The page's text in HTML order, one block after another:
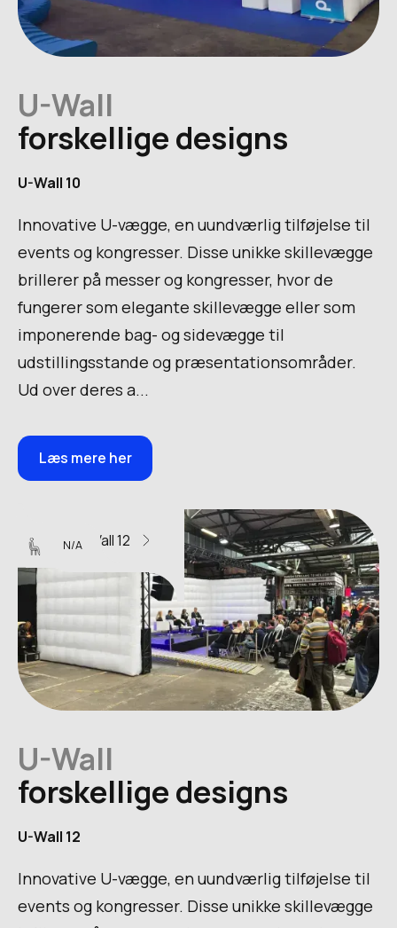
U-Wall
forskellige designs
U-Wall 10
Innovative U-vægge, en uundværlig tilføjelse til
events og kongresser. Disse unikke skillevægge
brillerer på messer og kongresser, hvor de
fungerer som elegante skillevægge eller som
imponerende bag- og sidevægge til
udstillingsstande og præsentationsområder.
Ud over deres a...
Læs mere her
U-Wall 12
N/A
U-Wall
forskellige designs
U-Wall 12
Innovative U-vægge, en uundværlig tilføjelse til
events og kongresser. Disse unikke skillevægge